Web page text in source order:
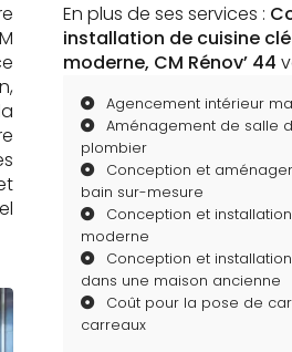
En plus de ses services :
installation de cuisine
moderne, CM Rénov’ 44
Agencement intérieur
Aménagement de salle
plombier
Conception et
bain sur-mesure
Conception et
moderne
Conception et
dans une maison ancienne
Coût pour la pose de
carreaux